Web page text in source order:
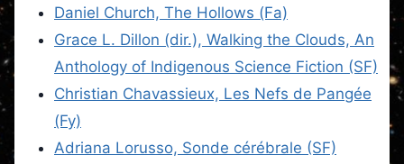
Daniel Church, The Hollows (Fa)
Grace L. Dillon (dir.), Walking the Clouds, An
Anthology of Indigenous Science Fiction (SF)
Christian Chavassieux, Les Nefs de Pangée
(Fy)
Adriana Lorusso, Sonde cérébrale (SF)